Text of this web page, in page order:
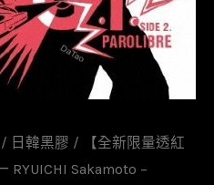
/ 日韓黑膠 / 【全新限量透紅
RYUICHI Sakamoto –